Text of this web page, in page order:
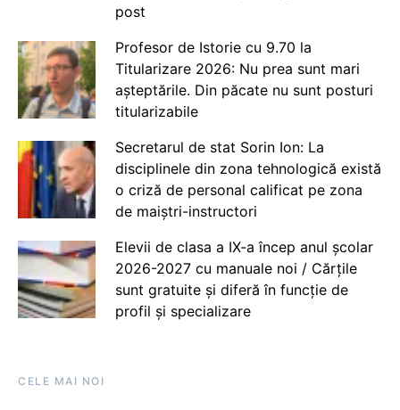
post
Profesor de Istorie cu 9.70 la
Titularizare 2026: Nu prea sunt mari
așteptările. Din păcate nu sunt posturi
titularizabile
Secretarul de stat Sorin Ion: La
disciplinele din zona tehnologică există
o criză de personal calificat pe zona
de maiștri-instructori
Elevii de clasa a IX-a încep anul școlar
2026-2027 cu manuale noi / Cărțile
sunt gratuite și diferă în funcție de
profil și specializare
CELE MAI NOI